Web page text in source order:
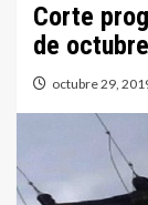
Corte
de
octubre 29,